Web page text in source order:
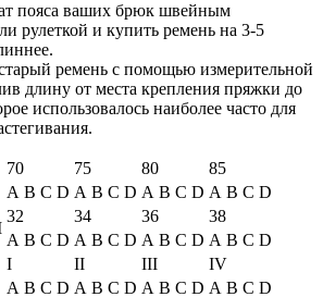
пояса ваших брюк швейным
рулеткой и купить ремень на 3-5
ремень с помощью измерительной
длину от места крепления пряжки до
использовалось наиболее часто для
70 75 80
85
A B C D A B C D A B C D A B C D
32 34 36
38
A B C D A B C D A B C D A B C D
I II III
IV
A B C D A B C D A B C D A B C D